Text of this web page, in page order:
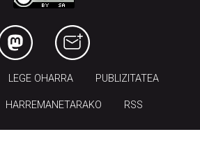
LEGE OHARRA PUBLIZITATEA
HARREMANETARAKO RSS